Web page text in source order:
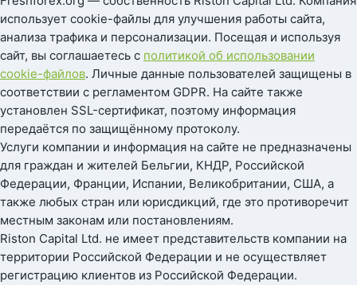
использует cookie-файлы для улучшения работы сайта,
анализа трафика и персонализации. Посещая и используя
сайт, вы соглашаетесь с политикой об использовании
cookie-файлов. Личные данные пользователей защищены в
соответствии с регламентом GDPR. На сайте также
установлен SSL-сертификат, поэтому информация
передаётся по защищённому протоколу.
Услуги компании и информация на сайте не предназначены
для граждан и жителей Бельгии, КНДР, Российской
Федерации, Франции, Испании, Великобритании, США, а
также любых стран или юрисдикций, где это противоречит
местным законам или постановлениям.
Riston Capital Ltd. не имеет представительств компании на
территории Российской Федерации и не осуществляет
регистрацию клиентов из Российской Федерации.